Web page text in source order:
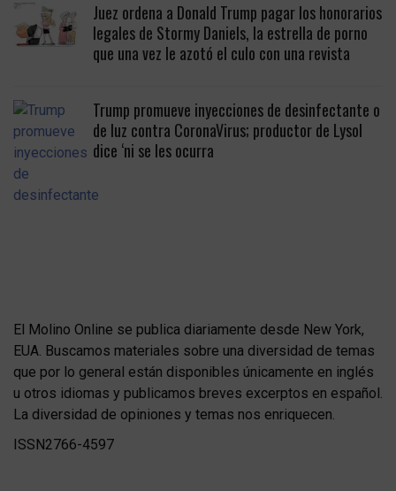
Juez ordena a Donald Trump pagar los honorarios
legales de Stormy Daniels, la estrella de porno
que una vez le azotó el culo con una revista
Trump promueve inyecciones de desinfectante o
de luz contra CoronaVirus; productor de Lysol
dice ‘ni se les ocurra
El Molino Online se publica diariamente desde New York,
EUA. Buscamos materiales sobre una diversidad de temas
que por lo general están disponibles únicamente en inglés
u otros idiomas y publicamos breves excerptos en español.
La diversidad de opiniones y temas nos enriquecen.
ISSN2766-4597